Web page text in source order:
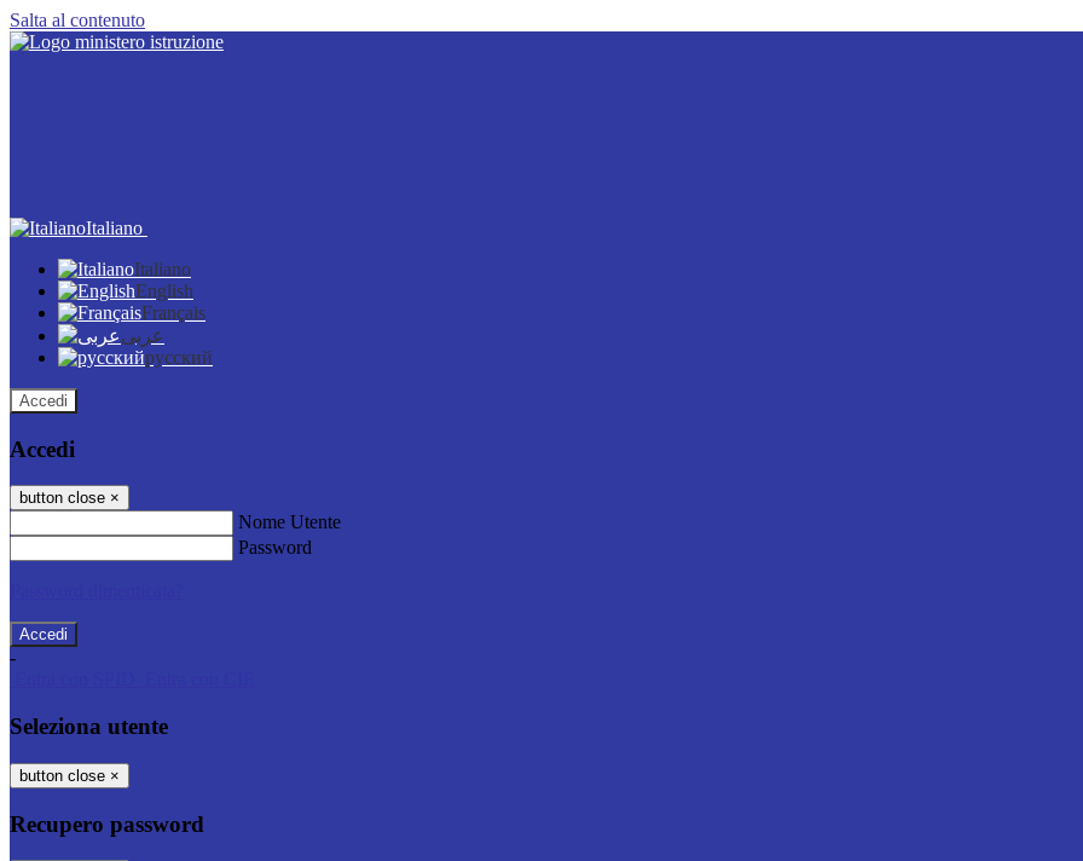
Salta al contenuto
Italiano
Italiano
English
Français
عربى
русский
Accedi
Accedi
button close ×
Nome Utente
Password
-
Seleziona utente
button close ×
Recupero password